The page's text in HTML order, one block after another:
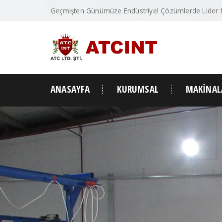
Geçmişten Günümüze Endüstriyel Çözümlerde Lider
ANASAYFA KURUMSAL